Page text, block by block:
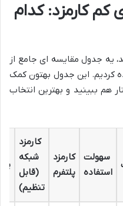
کارمزد: کدام
یه جدول مقایسه ای جامع از
کردیم. این جدول بهتون کمک
هم ببینید و بهترین انتخاب
سهولت
استفاده
کارمزد
پلتفرم
کارمزد
شبکه
(قابل
تنظیم)